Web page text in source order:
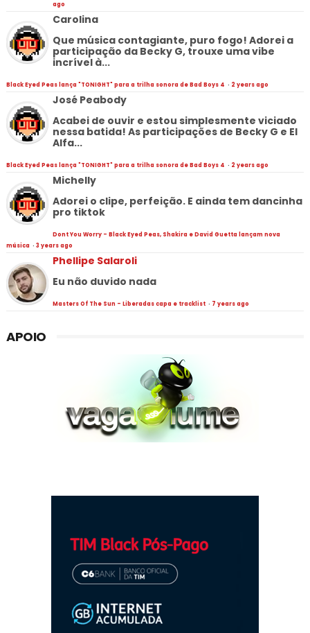
ago
Carolina
Que música contagiante, puro fogo! Adorei a
participação da Becky G, trouxe uma vibe
incrível à...
Black Eyed Peas lança "TONIGHT" para a trilha sonora de Bad Boys 4 · 2 years ago
José Peabody
Acabei de ouvir e estou simplesmente viciado
nessa batida! As participações de Becky G e El
Alfa...
Black Eyed Peas lança "TONIGHT" para a trilha sonora de Bad Boys 4 · 2 years ago
Michelly
Adorei o clipe, perfeição. E ainda tem dancinha
pro tiktok
Dont You Worry - Black Eyed Peas, Shakira e David Guetta lançam nova
música · 3 years ago
Phellipe Salaroli
Eu não duvido nada
Masters Of The Sun - Liberadas capa e tracklist · 7 years ago
APOIO